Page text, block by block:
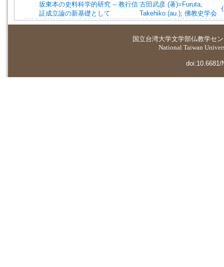
坂東本の史料科学的研究 -- 教行信
証成立論の新基礎として
古田武彦 (著)=Furuta,
Takehiko (au.); 佛教史学会
国立台湾大学文学部仏教学セ
National Taiwan
doi:10.6681/